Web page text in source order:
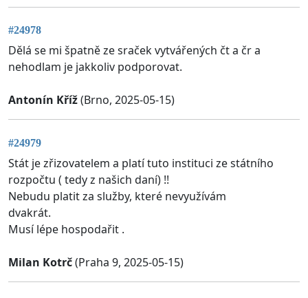
#24978
Dělá se mi špatně ze sraček vytvářených čt a čr a
nehodlam je jakkoliv podporovat.
Antonín Kříž(Brno, 2025-05-15)
#24979
Stát je zřizovatelem a platí tuto instituci ze státního
rozpočtu ( tedy z našich daní) !!
Nebudu platit za služby, které nevyužívám
dvakrát.
Musí lépe hospodařit .
Milan Kotrč(Praha 9, 2025-05-15)